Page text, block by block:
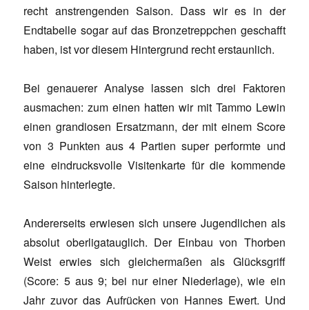
recht anstrengenden Saison. Dass wir es in der
Endtabelle sogar auf das Bronzetreppchen geschafft
haben, ist vor diesem Hintergrund recht erstaunlich.
Bei genauerer Analyse lassen sich drei Faktoren
ausmachen: zum einen hatten wir mit Tammo Lewin
einen grandiosen Ersatzmann, der mit einem Score
von 3 Punkten aus 4 Partien super performte und
eine eindrucksvolle Visitenkarte für die kommende
Saison hinterlegte.
Andererseits erwiesen sich unsere Jugendlichen als
absolut oberligatauglich. Der Einbau von Thorben
Weist erwies sich gleichermaßen als Glücksgriff
(Score: 5 aus 9; bei nur einer Niederlage), wie ein
Jahr zuvor das Aufrücken von Hannes Ewert. Und